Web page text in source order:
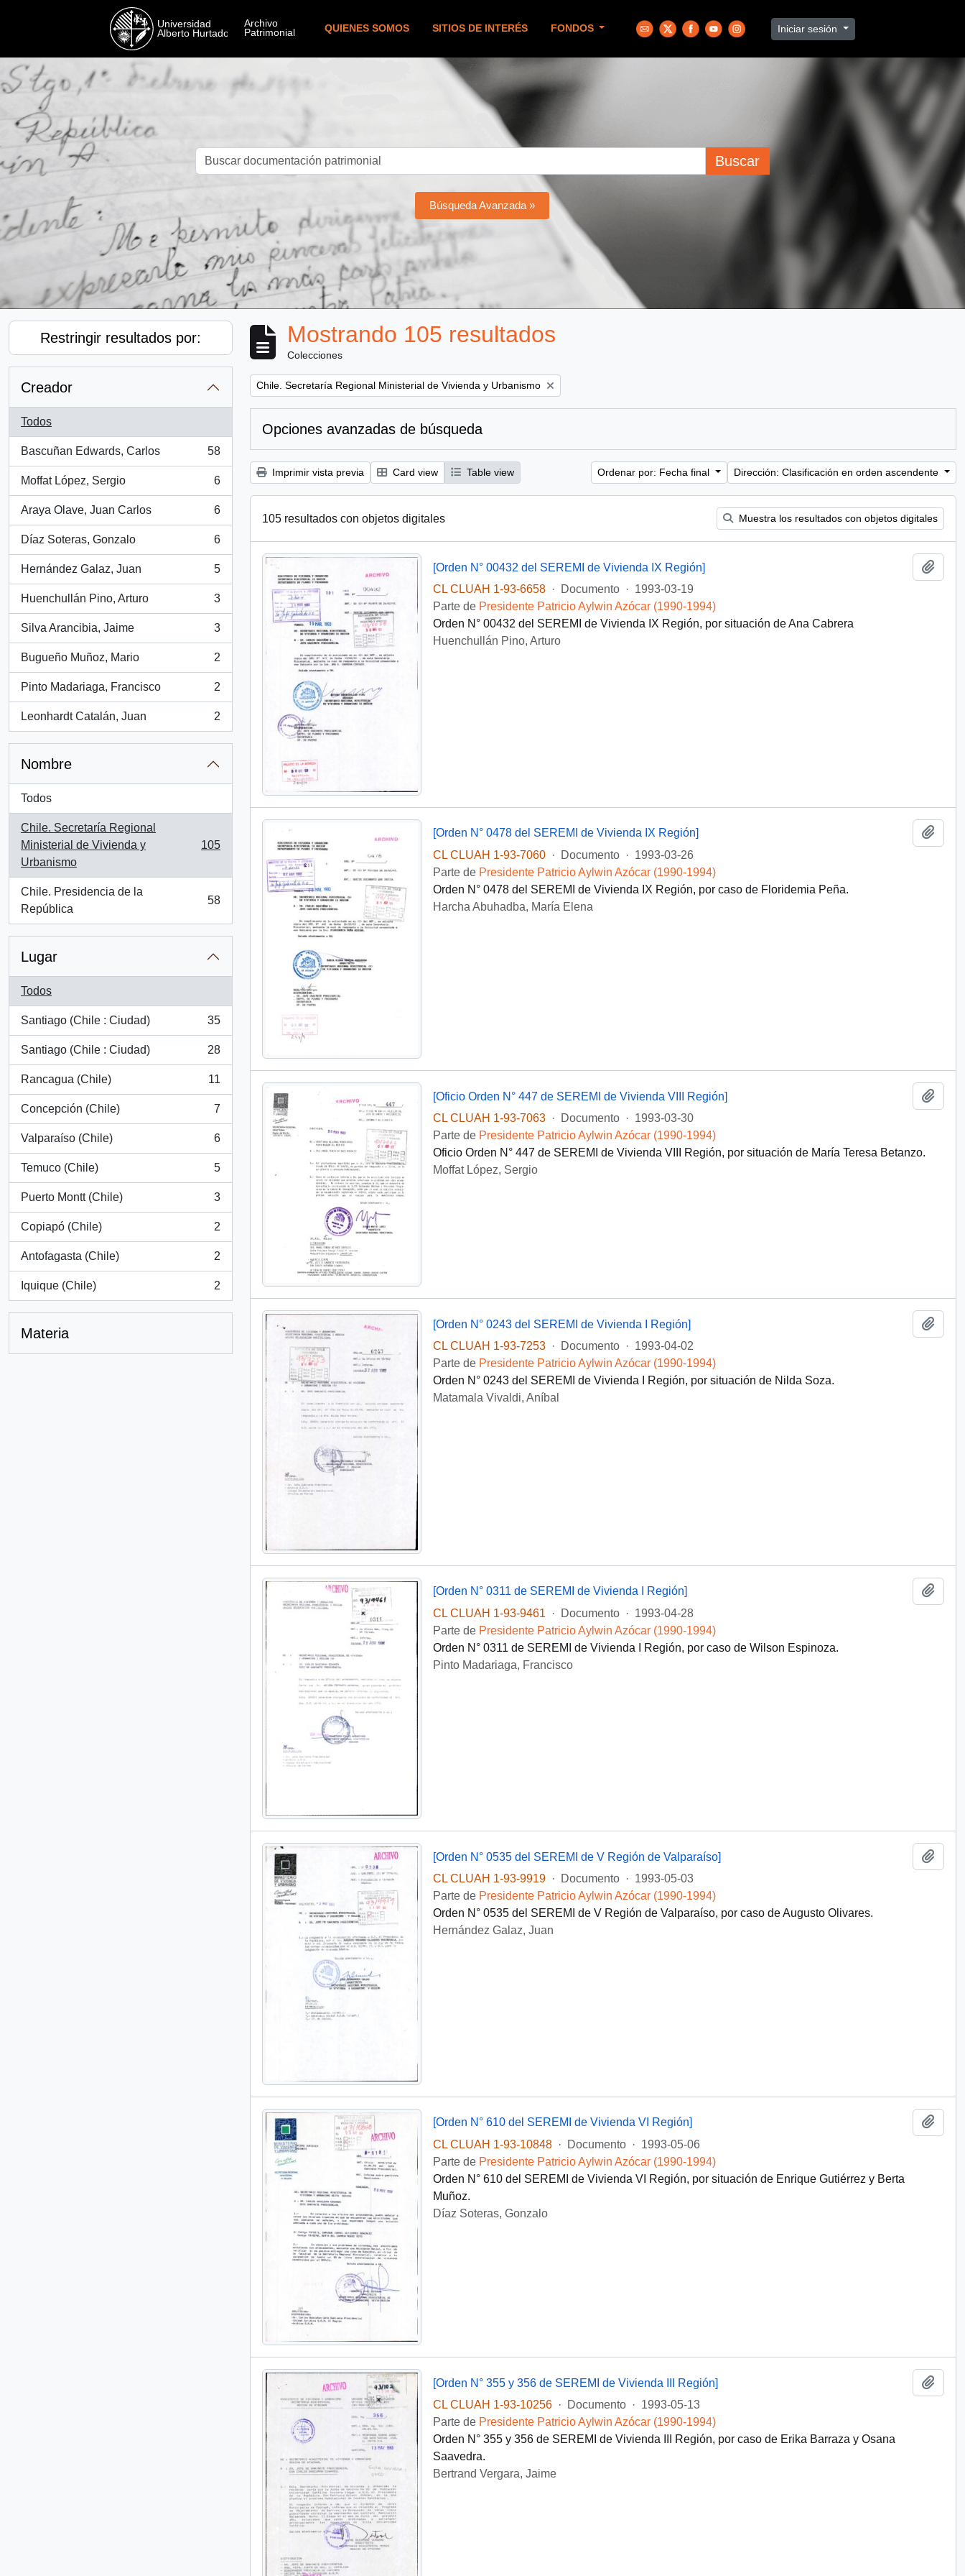
QUIENES SOMOS SITIOS DE INTERÉS FONDOS Iniciar sesión
Buscar
Búsqueda Avanzada »
Restringir resultados por:
Creador
Todos
Bascuñan Edwards, Carlos
, 58 resultados
58
Moffat López, Sergio
, 6 resultados
6
Araya Olave, Juan Carlos
, 6 resultados
6
Díaz Soteras, Gonzalo
, 6 resultados
6
Hernández Galaz, Juan
, 5 resultados
5
Huenchullán Pino, Arturo
, 3 resultados
3
Silva Arancibia, Jaime
, 3 resultados
3
Bugueño Muñoz, Mario
, 2 resultados
2
Pinto Madariaga, Francisco
, 2 resultados
2
Leonhardt Catalán, Juan
, 2 resultados
2
Nombre
Todos
Chile. Secretaría Regional
Ministerial de Vivienda y
Urbanismo
, 105 resultados
105
Chile. Presidencia de la
República
, 58 resultados
58
Lugar
Todos
Santiago (Chile : Ciudad)
, 35 resultados
35
Santiago (Chile : Ciudad)
, 28 resultados
28
Rancagua (Chile)
, 11 resultados
11
Concepción (Chile)
, 7 resultados
7
Valparaíso (Chile)
, 6 resultados
6
Temuco (Chile)
, 5 resultados
5
Puerto Montt (Chile)
, 3 resultados
3
Copiapó (Chile)
, 2 resultados
2
Antofagasta (Chile)
, 2 resultados
2
Iquique (Chile)
, 2 resultados
2
Materia
Mostrando 105 resultados
Colecciones
Remove filter:
Chile. Secretaría Regional Ministerial de Vivienda y Urbanismo
Opciones avanzadas de búsqueda
Imprimir vista previa Card view Table view Ordenar por: Fecha final Dirección: Clasificación en orden ascendente
105 resultados con objetos digitales Muestra los resultados con objetos digitales
[Orden N° 00432 del SEREMI de Vivienda IX Región]
CL CLUAH 1-93-6658
· Documento · 1993-03-19
Parte de Presidente Patricio Aylwin Azócar (1990-1994)
Orden N° 00432 del SEREMI de Vivienda IX Región, por situación de Ana Cabrera
Huenchullán Pino, Arturo
[Orden N° 0478 del SEREMI de Vivienda IX Región]
CL CLUAH 1-93-7060
· Documento · 1993-03-26
Parte de Presidente Patricio Aylwin Azócar (1990-1994)
Orden N° 0478 del SEREMI de Vivienda IX Región, por caso de Floridemia Peña.
Harcha Abuhadba, María Elena
[Oficio Orden N° 447 de SEREMI de Vivienda VIII Región]
CL CLUAH 1-93-7063
· Documento · 1993-03-30
Parte de Presidente Patricio Aylwin Azócar (1990-1994)
Oficio Orden N° 447 de SEREMI de Vivienda VIII Región, por situación de María Teresa Betanzo.
Moffat López, Sergio
[Orden N° 0243 del SEREMI de Vivienda I Región]
CL CLUAH 1-93-7253
· Documento · 1993-04-02
Parte de Presidente Patricio Aylwin Azócar (1990-1994)
Orden N° 0243 del SEREMI de Vivienda I Región, por situación de Nilda Soza.
Matamala Vivaldi, Aníbal
[Orden N° 0311 de SEREMI de Vivienda I Región]
CL CLUAH 1-93-9461
· Documento · 1993-04-28
Parte de Presidente Patricio Aylwin Azócar (1990-1994)
Orden N° 0311 de SEREMI de Vivienda I Región, por caso de Wilson Espinoza.
Pinto Madariaga, Francisco
[Orden N° 0535 del SEREMI de V Región de Valparaíso]
CL CLUAH 1-93-9919
· Documento · 1993-05-03
Parte de Presidente Patricio Aylwin Azócar (1990-1994)
Orden N° 0535 del SEREMI de V Región de Valparaíso, por caso de Augusto Olivares.
Hernández Galaz, Juan
[Orden N° 610 del SEREMI de Vivienda VI Región]
CL CLUAH 1-93-10848
· Documento · 1993-05-06
Parte de Presidente Patricio Aylwin Azócar (1990-1994)
Orden N° 610 del SEREMI de Vivienda VI Región, por situación de Enrique Gutiérrez y Berta
Muñoz.
Díaz Soteras, Gonzalo
[Orden N° 355 y 356 de SEREMI de Vivienda III Región]
CL CLUAH 1-93-10256
· Documento · 1993-05-13
Parte de Presidente Patricio Aylwin Azócar (1990-1994)
Orden N° 355 y 356 de SEREMI de Vivienda III Región, por caso de Erika Barraza y Osana
Saavedra.
Bertrand Vergara, Jaime